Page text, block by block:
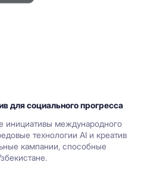
для социального прогресса
инициативы международного
технологии AI и креатив
кампании, способные